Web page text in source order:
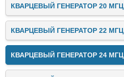
КВАРЦЕВЫЙ ГЕНЕРАТОР 20 МГЦ
КВАРЦЕВЫЙ ГЕНЕРАТОР 22 МГЦ
КВАРЦЕВЫЙ ГЕНЕРАТОР 24 МГЦ